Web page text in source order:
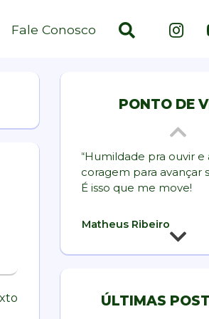
Fale Conosco
Lugar ao Mesmo
PONTO DE
“Humildade pra ouvir
coragem para avançar
É isso que me move!
Matheus Ribeiro
ÚLTIMAS